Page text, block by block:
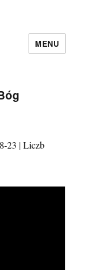
MENU
23 | Liczb